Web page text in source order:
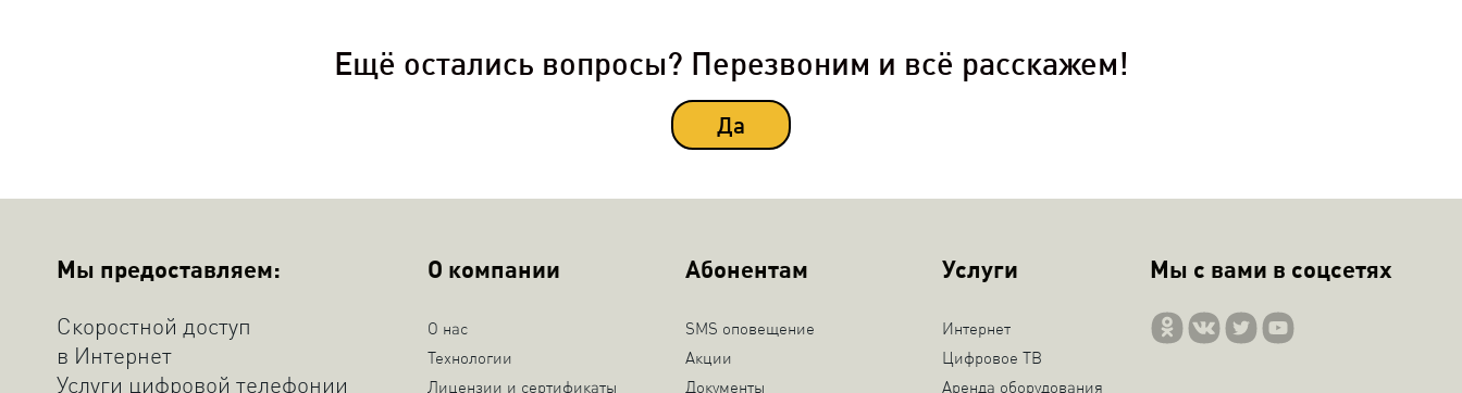
Ещё остались вопросы? Перезвоним и всё расскажем!
Да
Мы предоставляем:
Скоростной доступ
в Интернет
Услуги цифровой телефонии
О компании
О нас
Технологии
Лицензии и сертификаты
Абонентам
SMS оповещение
Акции
Документы
Услуги
Интернет
Цифровое ТВ
Аренда оборудования
Мы с вами в соцсетях